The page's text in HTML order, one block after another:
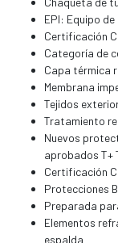
EPI: Equipo
Certificación
Categoría de
Capa térmica
Membrana
Tejidos
Tratamiento
Nuevos
aprobados T+
Certificación
Protecciones
Preparada
Elementos
espalda